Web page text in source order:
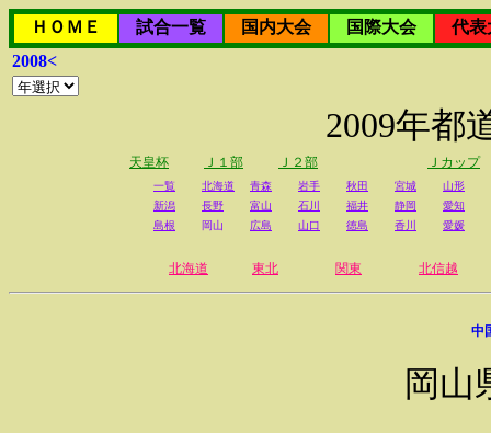
ＨＯＭＥ 試合一覧 国内大会 国際大会
代表
2008<
2009年都
天皇杯 Ｊ１部 Ｊ２部 Ｊカップ
一覧 北海道 青森 岩手 秋田 宮城
山形
新潟
長野 富山 石川 福井 静岡
愛知
島根
岡山 広島 山口 徳島 香川 愛媛
北海道 東北 関東 北信越
中
岡山